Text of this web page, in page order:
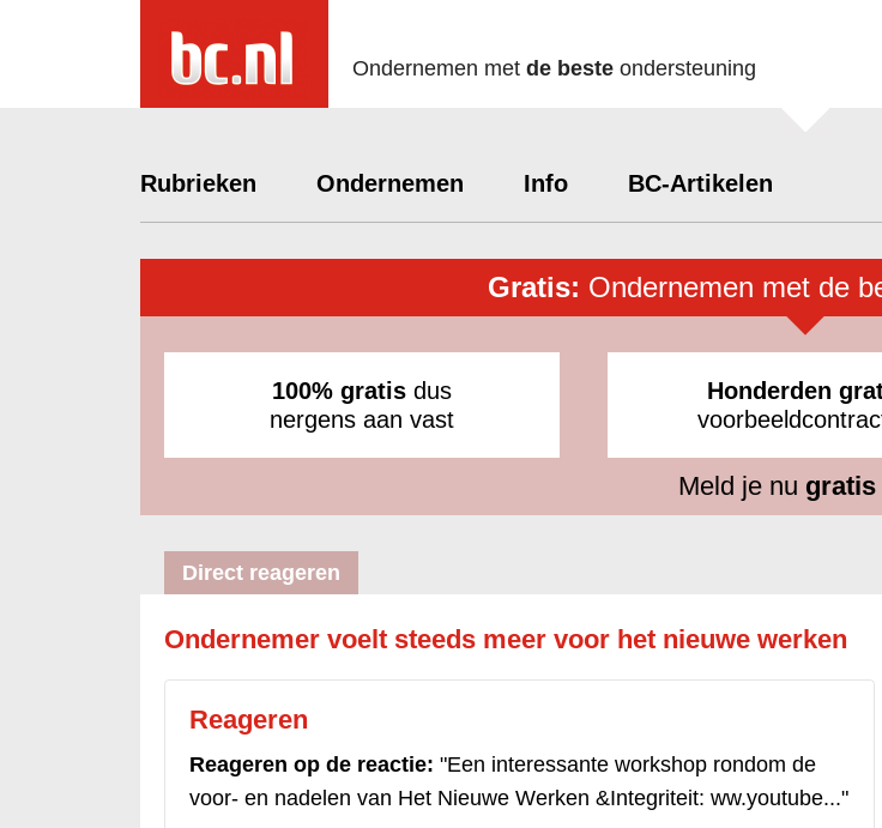
Ondernemen met de beste ondersteuning
Rubrieken Ondernemen Info BC-Artikelen
Gratis: Ondernemen met de
100% gratis dus
nergens aan vast
Honderden
Meld je nu gratis
Direct reageren
Ondernemer voelt steeds meer voor het nieuwe werken
Reageren
Reageren op de reactie: "Een interessante workshop rondom de
voor- en nadelen van Het Nieuwe Werken &Integriteit: ww.youtube..."